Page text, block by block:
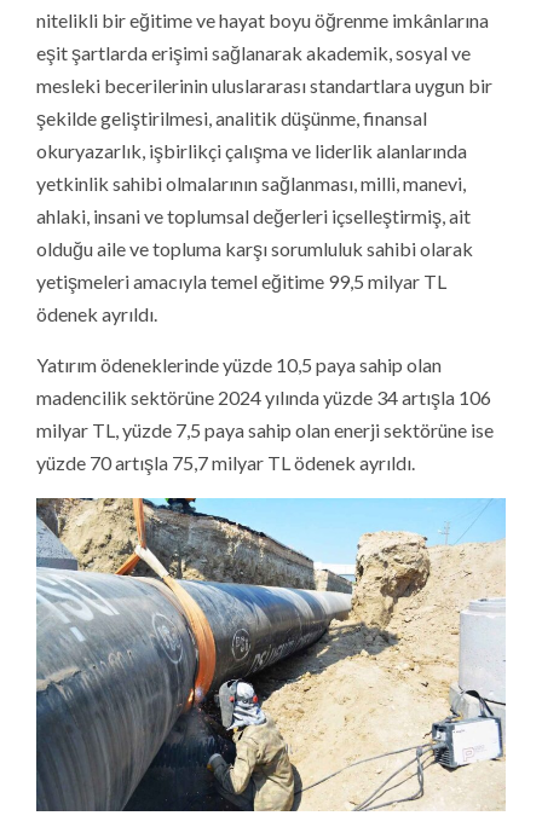
nitelikli bir eğitime ve hayat boyu öğrenme imkânlarına
eşit şartlarda erişimi sağlanarak akademik, sosyal ve
mesleki becerilerinin uluslararası standartlara uygun bir
şekilde geliştirilmesi, analitik düşünme, finansal
okuryazarlık, işbirlikçi çalışma ve liderlik alanlarında
yetkinlik sahibi olmalarının sağlanması, milli, manevi,
ahlaki, insani ve toplumsal değerleri içselleştirmiş, ait
olduğu aile ve topluma karşı sorumluluk sahibi olarak
yetişmeleri amacıyla temel eğitime 99,5 milyar TL
ödenek ayrıldı.
Yatırım ödeneklerinde yüzde 10,5 paya sahip olan
madencilik sektörüne 2024 yılında yüzde 34 artışla 106
milyar TL, yüzde 7,5 paya sahip olan enerji sektörüne ise
yüzde 70 artışla 75,7 milyar TL ödenek ayrıldı.